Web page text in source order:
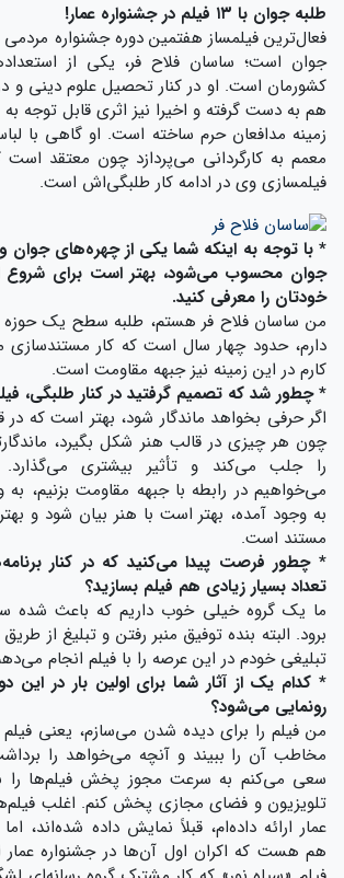
طلبه جوان با ۱۳ فیلم
در جشنواره عمار!
فعال‌ترین فیلمساز هفتمین دوره جشنواره مردمی
جوان است؛ ساسان فلاح فر، یکی از
کشورمان است. او در کنار تحصیل علوم دینی و
هم به دست گرفته و اخیرا نیز اثری قابل توجه به
زمینه مدافعان حرم ساخته است. او گاهی با
معمم به کارگردانی می‌پردازد چون معتقد
فیلمسازی وی در ادامه کار طلبگی‌اش است.
* با توجه به اینکه شما یکی از چهره‌های جوان و
جوان محسوب می‌شود، بهتر است برای شروع
خودتان را معرفی کنید.
دارم، حدود چهار سال است که کار مستندسازی
کارم در این زمینه نیز جبهه مقاومت است.
* چطور شد که تصمیم گرفتید در کنار طلبگی،
اگر حرفی بخواهد ماندگار شود، بهتر است که
چون هر چیزی در قالب هنر شکل بگیرد،
را جلب می‌کند و تأثیر بیشتری
می‌خواهیم در رابطه با جبهه مقاومت بزنیم، به
به وجود آمده، بهتر است با هنر بیان شود و
مستند است.
* چطور فرصت پیدا می‌کنید که در کنار
تعداد بسیار زیادی هم فیلم بسازید؟
ما یک گروه خیلی خوب داریم که باعث شده
برود. البته بنده توفیق منبر رفتن و تبلیغ از
تبلیغی خودم در این عرصه را با فیلم انجام
* کدام یک از آثار شما برای اولین بار در این
رونمایی می‌شود؟
من فیلم را برای دیده شدن می‌سازم، یعنی فیلم
مخاطب آن را ببیند و آنچه می‌خواهد را
سعی می‌کنم به سرعت مجوز پخش فیلم‌ها را
تلویزیون و فضای مجازی پخش کنم. اغلب
عمار ارائه داده‌ام، قبلاً نمایش داده شده‌اند،
هم هست که اکران اول آن‌ها در جشنواره